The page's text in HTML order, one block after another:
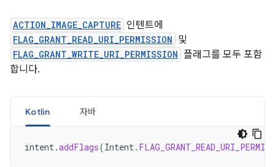
ACTION_IMAGE_CAPTURE 인텐트에
FLAG_GRANT_READ_URI_PERMISSION 및
FLAG_GRANT_WRITE_URI_PERMISSION 플래그를 모두 포함
합니다.
Kotlin 자바
intent.addFlags(Intent.